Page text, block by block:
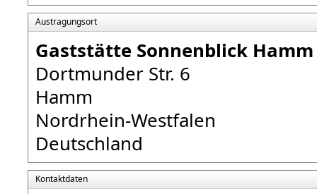
Austragungsort
Gaststätte Sonnenblick Hamm
Dortmunder Str. 6
Hamm
Nordrhein-Westfalen
Deutschland
Kontaktdaten